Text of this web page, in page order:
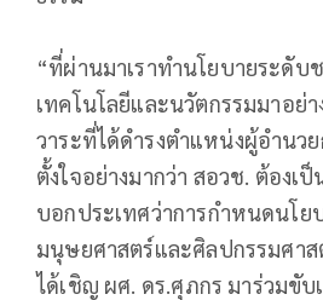
“ที่ผ่านมาเราทำนโยบายระดับ
เทคโนโลยีและนวัตกรรมมาอย่
วาระที่ได้ดำรงตำแหน่งผู้อำนว
ตั้งใจอย่างมากว่า สอวช. ต้องเ
บอกประเทศว่าการกำหนดนโย
มนุษยศาสตร์และศิลปกรรมศาส
ได้เชิญ ผศ. ดร.ศุภกร มาร่วมขับ